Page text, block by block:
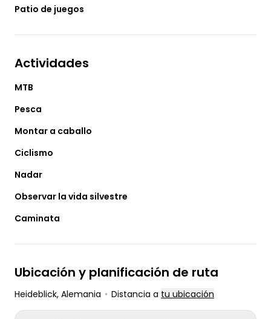
Patio de juegos
Actividades
MTB
Pesca
Montar a caballo
Ciclismo
Nadar
Observar la vida silvestre
Caminata
Ubicación y planificación de ruta
Heideblick, Alemania • Distancia a tu ubicación